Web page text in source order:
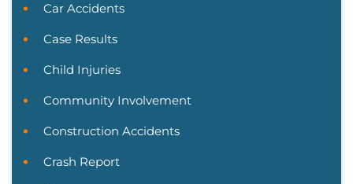
Car Accidents
Case Results
Child Injuries
Community Involvement
Construction Accidents
Crash Report